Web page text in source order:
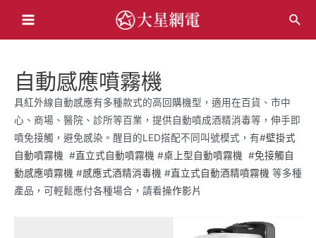
主
Main
搜
尋
自動感應噴霧機
具紅外線自動感應有多種款式的高回購機型，適用在百貨、市中
心、商場、醫院、診所等百業，提供自動噴成酒精消毒等，伸手即
噴免接觸，避免感染。醒目的LED搭配不同叫號模式，有#壁掛式
自動噴霧機 #直立式自動噴霧機 #桌上型自動噴霧機 #免接觸自
動感應噴霧機 #感應式酒精消毒機 #直立式自動酒精噴霧機 等多種
產品，可輕鬆應付各種場合，請看操作影片